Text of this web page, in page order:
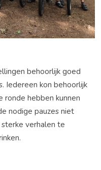
behoorlijk goed
Iedereen kon behoorlijk
hebben kunnen
nodige pauzes niet
verhalen te